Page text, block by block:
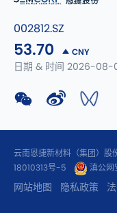
002812.SZ
53.70 CNY
日期 & 时间 2026-08-
云南恩捷新材料（集团）
18010313号-5
滇公
网站地图 隐私政策